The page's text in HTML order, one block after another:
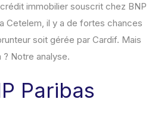
immobilier souscrit chez BNP
Cetelem, il y a de fortes chances
soit gérée par Cardif. Mais
Notre analyse.
Paribas